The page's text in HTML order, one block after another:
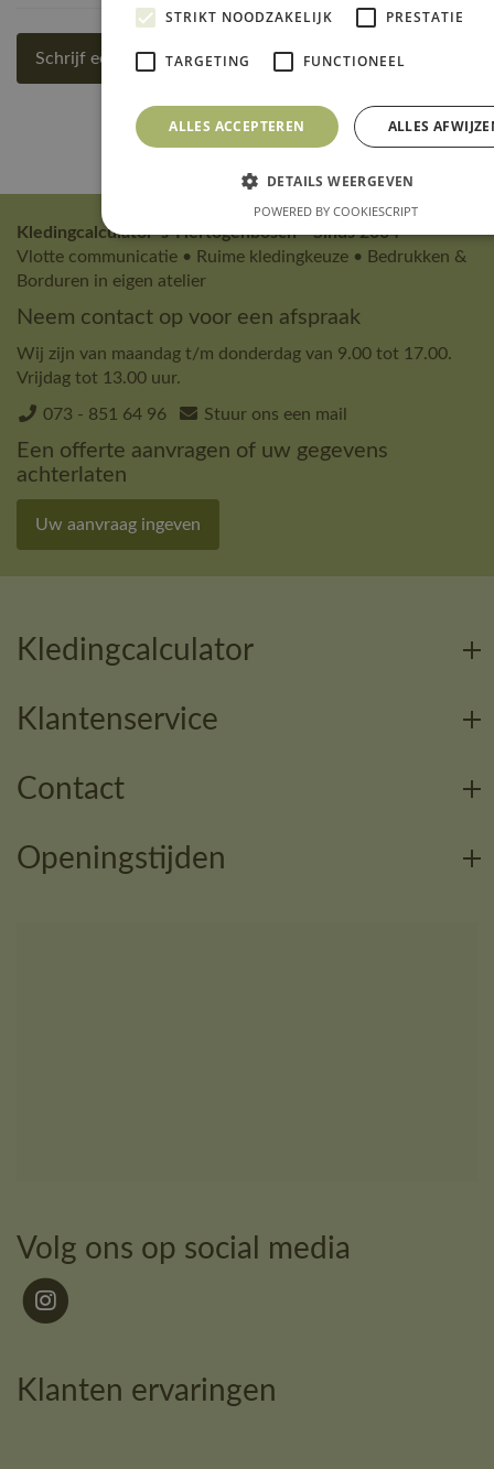
Schrijf een review
Kledingcalculator 's-Hertogenbosch * Sinds 2004 *
Vlotte communicatie • Ruime kledingkeuze • Bedrukken &
Borduren in eigen atelier
Neem contact op voor een afspraak
Wij zijn van maandag t/m donderdag van 9.00 tot 17.00.
Vrijdag tot 13.00 uur.
073 - 851 64 96 Stuur ons een mail
Een offerte aanvragen of uw gegevens
achterlaten
Uw aanvraag ingeven
Kledingcalculator
Klantenservice
Contact
Openingstijden
Volg ons op social media
Klanten ervaringen
STRIKT NOODZAKELIJK PRESTATIE
TARGETING FUNCTIONEEL
ALLES ACCEPTEREN ALLES
DETAILS WEERGEVEN
POWERED BY COOKIESCRIPT